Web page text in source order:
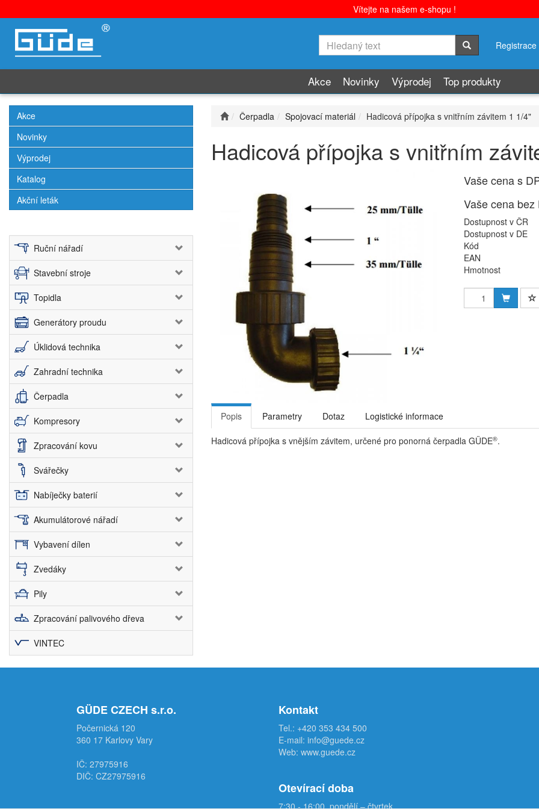
Vítejte na našem e-shopu !
Registrace
Akce Novinky Výprodej Top produkty
Akce
Novinky
Výprodej
Katalog
Akční leták
Ruční nářadí
Stavební stroje
Topidla
Generátory proudu
Úklidová technika
Zahradní technika
Čerpadla
Kompresory
Zpracování kovu
Svářečky
Nabíječky baterií
Akumulátorové nářadí
Vybavení dílen
Zvedáky
Pily
Zpracování palivového dřeva
VINTEC
Čerpadla Spojovací materiál Hadicová přípojka s vnitřním závitem 1 1/4"
Hadicová přípojka s vnitřním
Vaše cena s
Vaše cena bez
Dostupnost v ČR
Dostupnost v DE
Kód
EAN
Hmotnost
Popis Parametry Dotaz Logistické informace
Hadicová přípojka s vnějším závitem, určené pro ponorná čerpadla GÜDE®.
GÜDE CZECH s.r.o.
Počernická 120
360 17 Karlovy Vary
IČ: 27975916
DIČ: CZ27975916
Kontakt
Tel.: +420 353 434 500
E-mail: info@guede.cz
Web: www.guede.cz
Otevírací doba
7:30 - 16:00, pondělí – čtvrtek